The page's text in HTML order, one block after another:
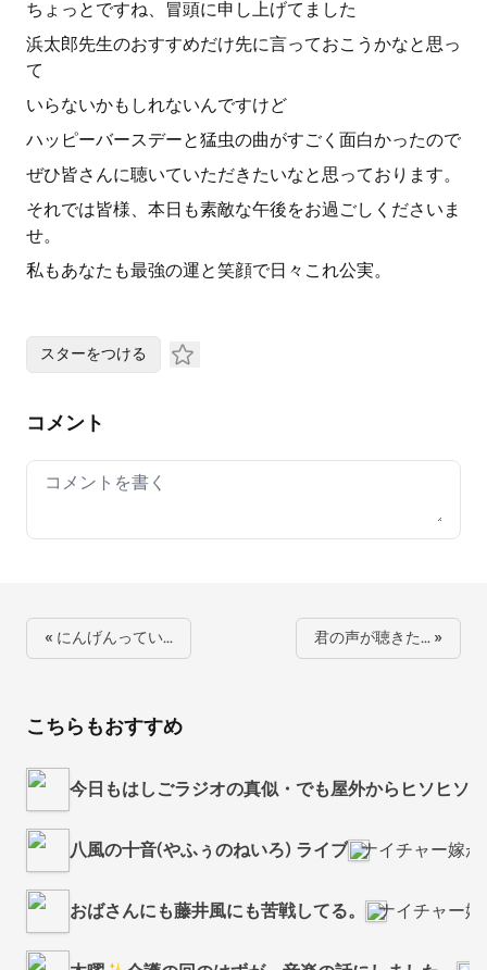
ちょっとですね、冒頭に申し上げてました
浜太郎先生のおすすめだけ先に言っておこうかなと思っ
て
いらないかもしれないんですけど
ハッピーバースデーと猛虫の曲がすごく面白かったので
ぜひ皆さんに聴いていただきたいなと思っております。
それでは皆様、本日も素敵な午後をお過ごしくださいま
せ。
私もあなたも最強の運と笑顔で日々これ公実。
スターをつける
コメント
Your comment
« にんげんってい… 君の声が聴きた… »
こちらもおすすめ
今日もはしごラジオの真似・でも屋外からヒソヒソ
八風の十音(やふぅのねいろ) ライブ ナイチャー嫁
おばさんにも藤井風にも苦戦してる。 ナイチャー